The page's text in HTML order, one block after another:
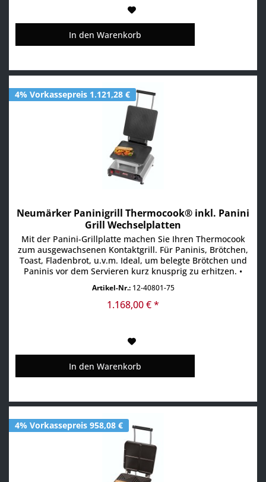
In den Warenkorb
4% Vorkassepreis 1.121,28 €
Neumärker Paninigrill Thermocook® inkl. Panini
Grill Wechselplatten
Mit der Panini-Grillplatte machen Sie Ihren Thermocook
zum ausgewachsenen Kontaktgrill. Für Paninis, Brötchen,
Toast, Fladenbrot, u.v.m. Ideal, um belegte Brötchen und
Paninis vor dem Servieren kurz knusprig zu erhitzen. •
eine überragende Hitzespeicherung. Dies garantiert eine
schnelle Zubereitung und das perfekte...
Artikel-Nr.:12-40801-75
1.168,00 € *
In den Warenkorb
4% Vorkassepreis 958,08 €